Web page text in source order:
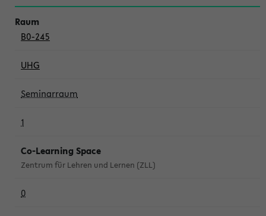
B0-245
UHG
Seminarraum
1
Co-Learning Space
Zentrum für Lehren und Lernen (ZLL)
0